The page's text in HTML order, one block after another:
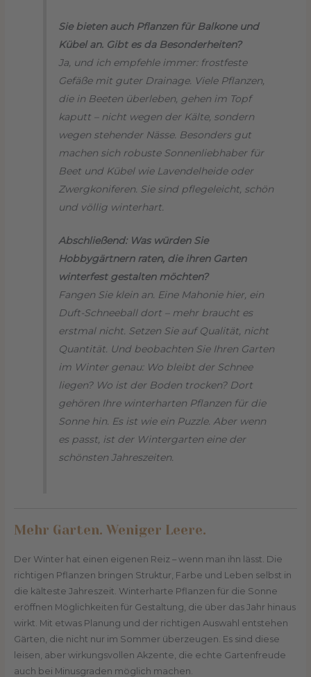
Sie bieten auch Pflanzen für Balkone und
Kübel an. Gibt es da Besonderheiten?
Ja, und ich empfehle immer: frostfeste
Gefäße mit guter Drainage. Viele Pflanzen,
die in Beeten überleben, gehen im Topf
kaputt – nicht wegen der Kälte, sondern
wegen stehender Nässe. Besonders gut
machen sich robuste Sonnenliebhaber für
Beet und Kübel wie Lavendelheide oder
Zwergkoniferen. Sie sind pflegeleicht, schön
und völlig winterhart.
Abschließend: Was würden Sie
Hobbygärtnern raten, die ihren Garten
winterfest gestalten möchten?
Fangen Sie klein an. Eine Mahonie hier, ein
Duft-Schneeball dort – mehr braucht es
erstmal nicht. Setzen Sie auf Qualität, nicht
Quantität. Und beobachten Sie Ihren Garten
im Winter genau: Wo bleibt der Schnee
liegen? Wo ist der Boden trocken? Dort
gehören Ihre winterharten Pflanzen für die
Sonne hin. Es ist wie ein Puzzle. Aber wenn
es passt, ist der Wintergarten eine der
schönsten Jahreszeiten.
Mehr Garten. Weniger Leere.
Der Winter hat einen eigenen Reiz – wenn man ihn lässt. Die
richtigen Pflanzen bringen Struktur, Farbe und Leben selbst in
die kälteste Jahreszeit. Winterharte Pflanzen für die Sonne
eröffnen Möglichkeiten für Gestaltung, die über das Jahr hinaus
wirkt. Mit etwas Planung und der richtigen Auswahl entstehen
Gärten, die nicht nur im Sommer überzeugen. Es sind diese
leisen, aber wirkungsvollen Akzente, die echte Gartenfreude
auch bei Minusgraden möglich machen.